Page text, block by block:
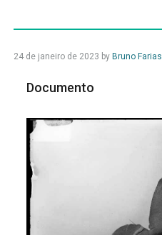
24 de janeiro de 2023 by Bruno Farias
Documento